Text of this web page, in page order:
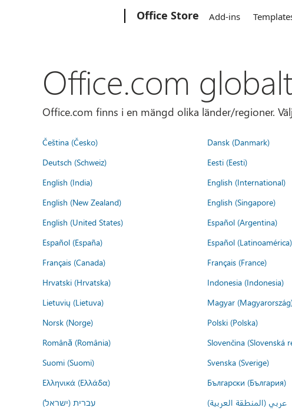
Office Store Add-ins
Office.com globalt
Office.com finns i en mängd olika länder/regioner.
Čeština (Česko) Dansk (Danmark)
Deutsch (Schweiz)
Eesti (Eesti)
English (India)
English (International)
English (New Zealand)
English (Singapore)
English (United States)
Español (Argentina)
Español (España)
Español (Latinoamérica)
Français (Canada)
Français (France)
Hrvatski (Hrvatska)
Indonesia (Indonesia)
Lietuvių (Lietuva)
Magyar
Norsk (Norge)
Polski (Polska)
Română (România)
Slovenčina (Slovenská
Suomi (Suomi)
Svenska (Sverige)
Ελληνικά (Ελλάδα)
Български (България)
עברית (ישראל)
عربي (المنطقة العربية)